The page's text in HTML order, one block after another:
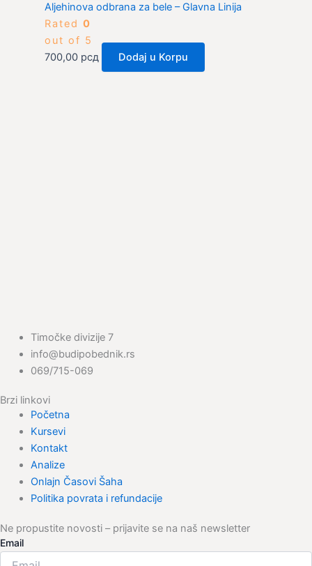
Aljehinova odbrana za bele – Glavna Linija
Rated 0
out of 5
700,00 рсд Dodaj u Korpu
Timočke divizije 7
info@budipobednik.rs
069/715-069
Brzi linkovi
Početna
Kursevi
Kontakt
Analize
Onlajn Časovi Šaha
Politika povrata i refundacije
Ne propustite novosti – prijavite se na naš newsletter
Email